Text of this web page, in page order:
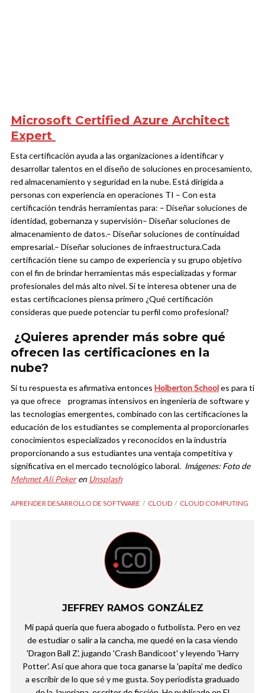
Microsoft Certified Azure Architect
Expert
Esta certificación ayuda a las organizaciones a identificar y
desarrollar talentos en el diseño de soluciones en procesamiento,
red almacenamiento y seguridad en la nube. Está dirigida a
personas con experiencia en operaciones TI – Con esta
certificación tendrás herramientas para: – Diseñar soluciones de
identidad, gobernanza y supervisión– Diseñar soluciones de
almacenamiento de datos.– Diseñar soluciones de continuidad
empresarial.– Diseñar soluciones de infraestructura.Cada
certificación tiene su campo de experiencia y su grupo objetivo
con el fin de brindar herramientas más especializadas y formar
profesionales del más alto nivel. Si te interesa obtener una de
estas certificaciones piensa primero ¿Qué certificación
consideras que puede potenciar tu perfil como profesional?
¿Quieres aprender más sobre qué
ofrecen las certificaciones en la
nube?
Si tu respuesta es afirmativa entonces Holberton Schooles para ti
ya que ofrece programas intensivos en ingeniería de software y
las tecnologías emergentes, combinado con las certificaciones la
educación de los estudiantes se complementa al proporcionarles
conocimientos especializados y reconocidos en la industria
proporcionando a sus estudiantes una ventaja competitiva y
significativa en el mercado tecnológico laboral. Imágenes: Foto de
Mehmet Ali Pekeren Unsplash
APRENDER DESARROLLO DE SOFTWARE CLOUD CLOUD COMPUTING
JEFFREY RAMOS GONZÁLEZ
Mi papá quería que fuera abogado o futbolista. Pero en vez
de estudiar o salir a la cancha, me quedé en la casa viendo
'Dragon Ball Z', jugando 'Crash Bandicoot' y leyendo 'Harry
Potter'. Así que ahora que toca ganarse la 'papita' me dedico
a escribir de lo que sé y me gusta. Soy periodista graduado